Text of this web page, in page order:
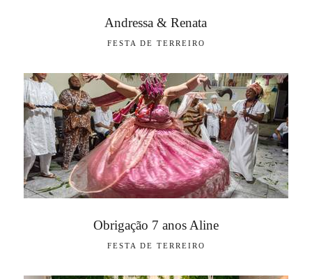
Andressa & Renata
FESTA DE TERREIRO
Obrigação 7 anos Aline
FESTA DE TERREIRO